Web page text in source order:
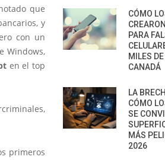
que
y
con un
Windows,
en el top
primeros
CÓMO
PARA
MILES
CANADÁ
LA
CÓMO
SE
MÁS
2026